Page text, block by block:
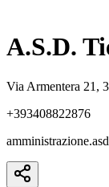
A.S.D.
Via Armentera 21,
+393408822876